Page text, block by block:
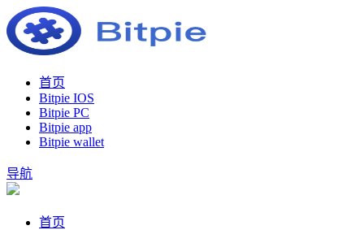
首页
Bitpie IOS
Bitpie PC
Bitpie app
Bitpie wallet
导航
首页